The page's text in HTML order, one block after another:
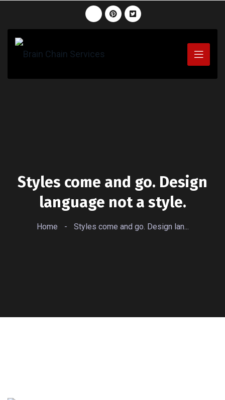
Styles come and go. Design
language not a style.
Home - Styles come and go. Design lan...